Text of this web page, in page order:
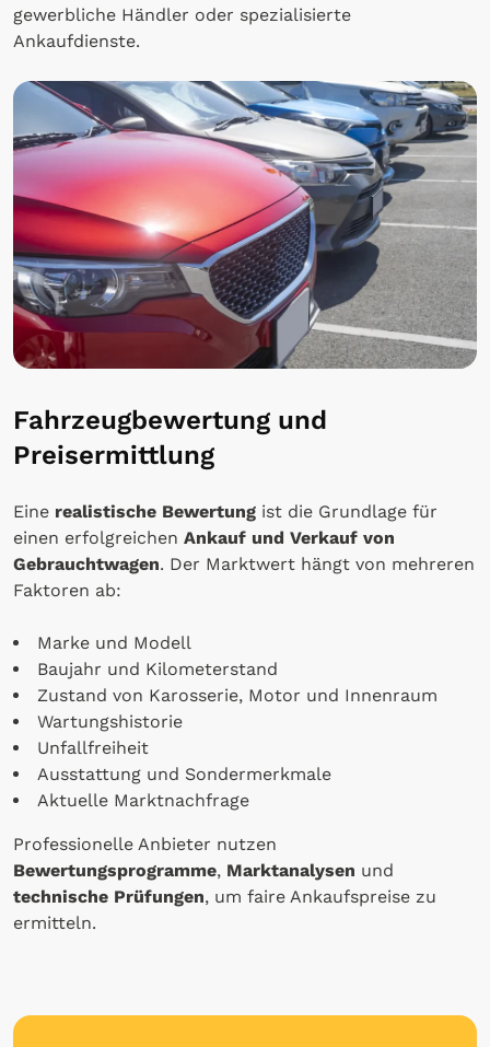
gewerbliche Händler oder spezialisierte
Ankaufdienste.
Fahrzeugbewertung und
Preisermittlung
Eine realistische Bewertung ist die Grundlage für
einen erfolgreichen Ankauf und Verkauf von
Gebrauchtwagen. Der Marktwert hängt von mehreren
Faktoren ab:
Marke und Modell
Baujahr und Kilometerstand
Zustand von Karosserie, Motor und Innenraum
Wartungshistorie
Unfallfreiheit
Ausstattung und Sondermerkmale
Aktuelle Marktnachfrage
Professionelle Anbieter nutzen
Bewertungsprogramme, Marktanalysen und
technische Prüfungen, um faire Ankaufspreise zu
ermitteln.